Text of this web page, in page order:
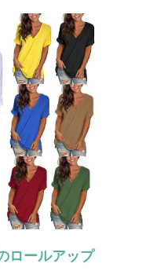
ロールアップ